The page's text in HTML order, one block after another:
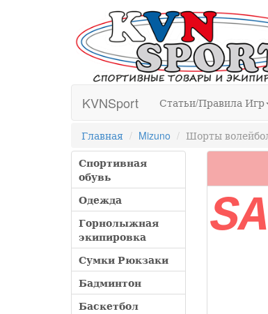
KVNSport Статьи/Правила Игр
Главная Mizuno
Шорты
Спортивная
обувь
Одежда
Горнолыжная
экипировка
Сумки Рюкзаки
Бадминтон
Баскетбол